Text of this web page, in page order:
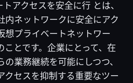
アクセスを安全に行 とは、
内ネットワークに安全にアク
想プライベートネットワー
ことです。企業にとって、在
業務継続を可能にしつつ、
クセスを抑制する重要なツー